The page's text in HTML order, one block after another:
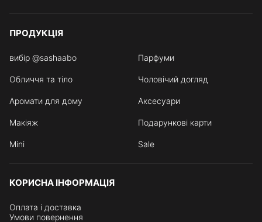
ПРОДУКЦІЯ
вибір @sashaabo Парфуми
Обличчя та тіло Чоловічий догляд
Аромати для дому Аксесуари
Макіяж Подарункові карти
Mini Sale
КОРИСНА ІНФОРМАЦІЯ
Оплата і доставка
Умови повернення